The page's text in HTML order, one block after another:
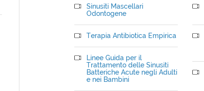
Sinusiti Mascellari
Odontogene
Terapia Antibiotica Empirica
Linee Guida per il
Trattamento delle Sinusiti
Batteriche Acute negli Adulti
e nei Bambini